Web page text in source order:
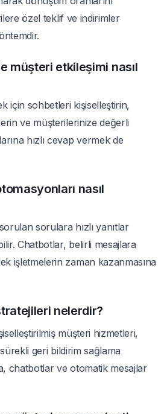
özel teklif ve indirimler
müşteri etkileşimi nasıl
için sohbetleri kişiselleştirin,
ve müşterilerinize değerli
hızlı cevap vermek de
nasıl
sorulara hızlı yanıtlar
Chatbotlar, belirli mesajlara
işletmelerin zaman kazanmasına
nelerdir?
müşteri hizmetleri,
geri bildirim sağlama
chatbotlar ve otomatik mesajlar